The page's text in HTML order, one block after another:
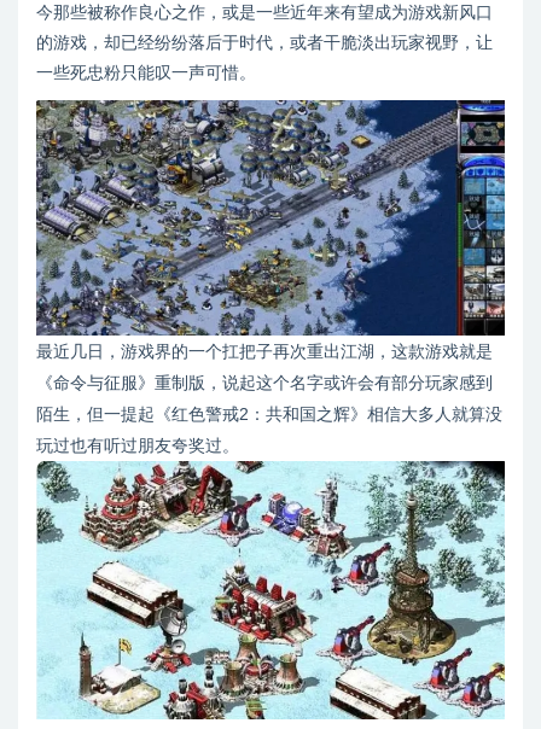
今那些被称作良心之作，或是一些近年来有望成为游戏新风口
的游戏，却已经纷纷落后于时代，或者干脆淡出玩家视野，让
一些死忠粉只能叹一声可惜。
最近几日，游戏界的一个扛把子再次重出江湖，这款游戏就是
《命令与征服》重制版，说起这个名字或许会有部分玩家感到
陌生，但一提起《红色警戒2：共和国之辉》相信大多人就算没
玩过也有听过朋友夸奖过。